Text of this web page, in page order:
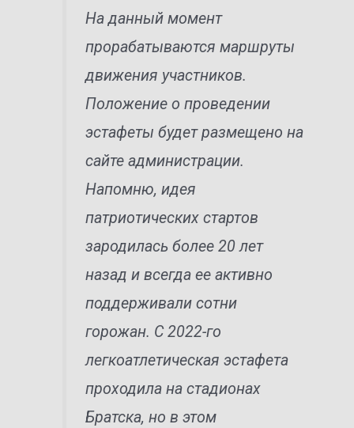
На данный момент
прорабатываются маршруты
движения участников.
Положение о проведении
эстафеты будет размещено на
сайте администрации.
Напомню, идея
патриотических стартов
зародилась более 20 лет
назад и всегда ее активно
поддерживали сотни
горожан. С 2022-го
легкоатлетическая эстафета
проходила на стадионах
Братска, но в этом